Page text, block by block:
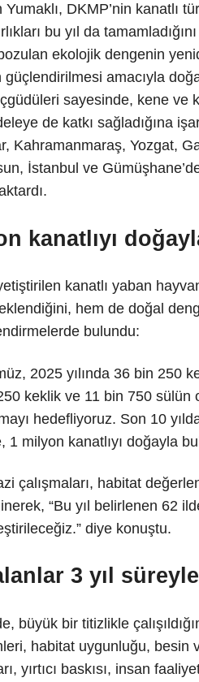
Yumaklı, DKMP’nin kanatlı
bu yıl da
ekolojik dengenin
güçlendirilmesi amacıyla
sayesinde, kene ve
de katkı sağladığına
Kahramanmaraş, Yozgat,
İstanbul ve
kanatlıyı
kanatlı yaban
hem de doğal
bulundu:
2025 yılında 36 bin 250
keklik ve 11 bin 750
hedefliyoruz. Son 10
milyon kanatlıyı doğayla
çalışmaları, habitat
“Bu yıl belirlenen 62
diye konuştu.
3 yıl
büyük bir titizlikle
habitat uygunluğu, besin
yırtıcı baskısı, insan